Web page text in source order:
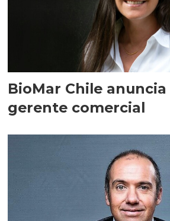
BioMar Chile anuncia
gerente comercial